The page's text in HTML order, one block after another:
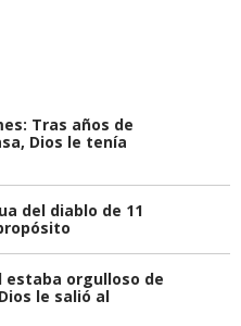
Tras años de
Dios le tenía
del diablo de 11
estaba orgulloso de
le salió al